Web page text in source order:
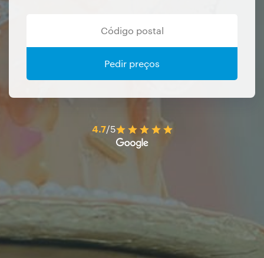
Pedir preços
4.7/5